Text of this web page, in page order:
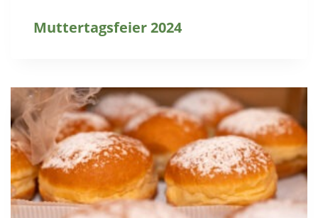
Muttertagsfeier 2024